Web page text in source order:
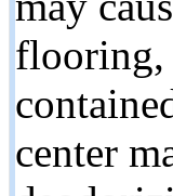
flooring,
center